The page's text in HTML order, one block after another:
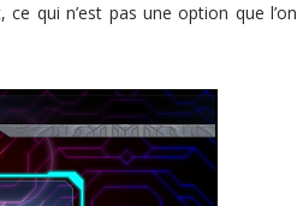
qui n’est pas une option que l’on